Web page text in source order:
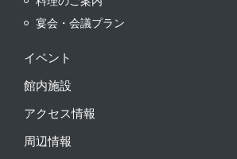
宴会・会議プラン
イベント
館内施設
アクセス情報
周辺情報